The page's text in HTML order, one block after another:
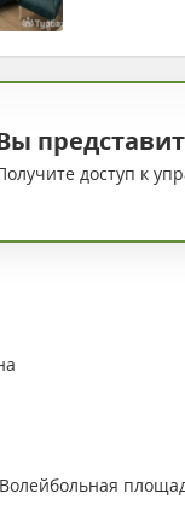
доступ к
Волейбольная